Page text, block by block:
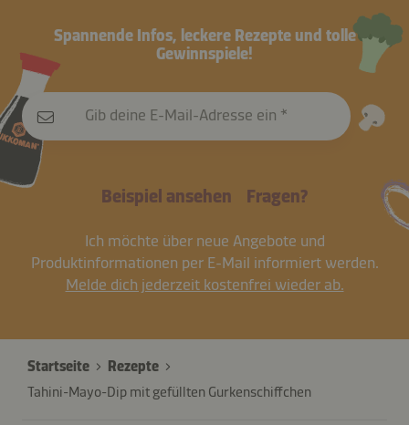
Spannende Infos, leckere Rezepte und tolle
Gewinnspiele!
Gib deine E-Mail-Adresse ein
Beispiel ansehen Fragen?
Ich möchte über neue Angebote und
Produktinformationen per E-Mail informiert werden.
Melde dich jederzeit kostenfrei wieder ab.
Startseite
Rezepte
Tahini-Mayo-Dip mit gefüllten Gurkenschiffchen